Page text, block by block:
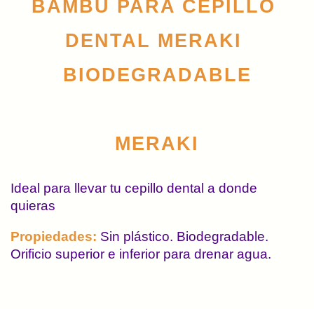
BAMBÚ PARA CEPILLO
DENTAL MERAKI
BIODEGRADABLE
MERAKI
Ideal para llevar tu cepillo dental a donde
quieras
Propiedades: Sin plástico. Biodegradable.
Orificio superior e inferior para drenar agua.